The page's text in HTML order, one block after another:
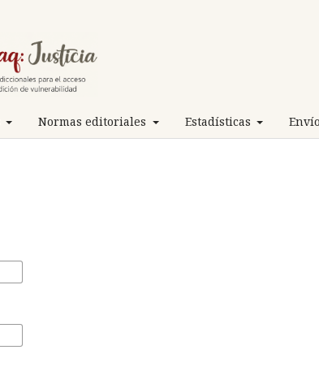
Normas editoriales Estadísticas